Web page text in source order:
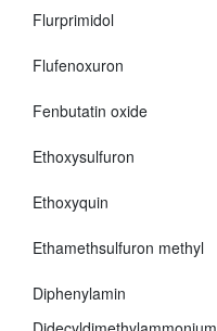
Flurprimidol
Flufenoxuron
Fenbutatin oxide
Ethoxysulfuron
Ethoxyquin
Ethamethsulfuron methyl
Diphenylamin